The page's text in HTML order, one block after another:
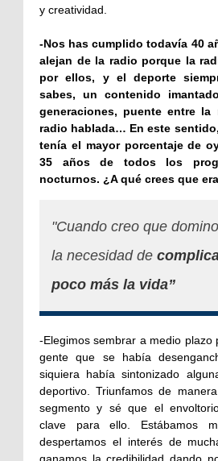
y creatividad.
-Nos has cumplido todavía 40
alejan de la radio porque la
por ellos, y el deporte
sabes, un contenido
generaciones, puente entre
radio hablada… En este
tenía el mayor porcentaje de
35 años de todos los
nocturnos. ¿A qué crees que
"Cuando creo que
la necesidad de
poco más la vida”
-Elegimos sembrar a medio plazo
gente que se había
siquiera había sintonizado
deportivo. Triunfamos de
segmento y sé que el
clave para ello. Estábamos
despertamos el interés de